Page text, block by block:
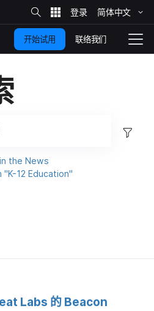
站
​内
​搜
索
简体​中文
拨
动
开始试用 联络我们
the News
"K-12 Education"
Labs 的 Beacon